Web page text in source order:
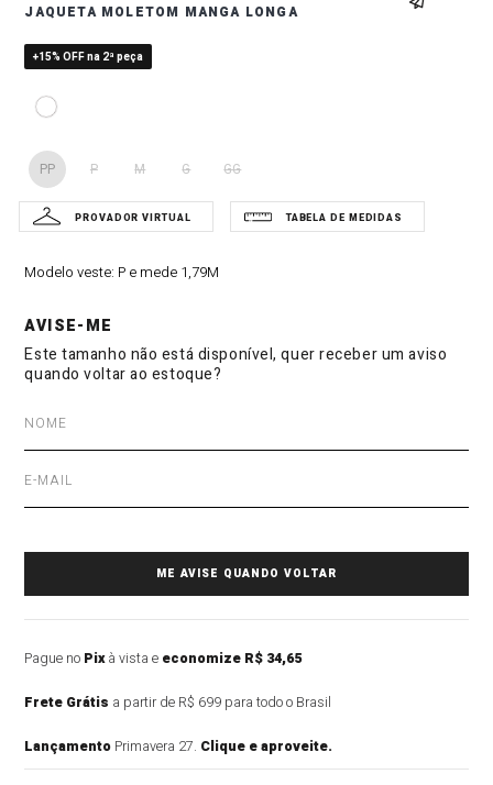
JAQUETA MOLETOM MANGA LONGA
+15% OFF na 2ª peça
PP P M G GG
Modelo veste: P e mede 1,79M
Pague no Pixà vista e economize R$ 34,65
Frete Grátis a partir de R$ 699 para todo o Brasil
Lançamento Primavera 27. Clique e aproveite.